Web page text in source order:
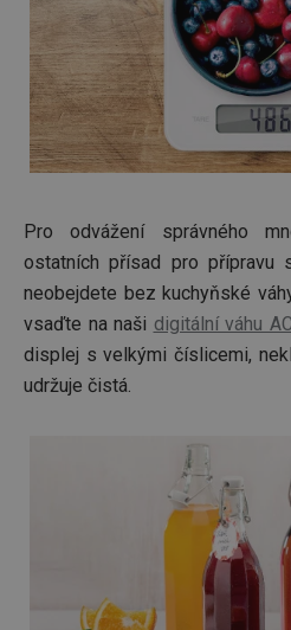
Pro odvážení správného
ostatních přísad pro přípravu
neobejdete bez kuchyňské
vsaďte na naši digitální váhu
displej s velkými číslicemi,
udržuje čistá.